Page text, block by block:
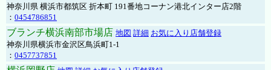
神奈川県 横浜市都筑区 折本町 191番地コーナン港北インター店2階
： 0454786851
ブランチ横浜南部市場店 地図 詳細 お気に入り店舗登録
神奈川県横浜市金沢区鳥浜町1-1
： 0457737851